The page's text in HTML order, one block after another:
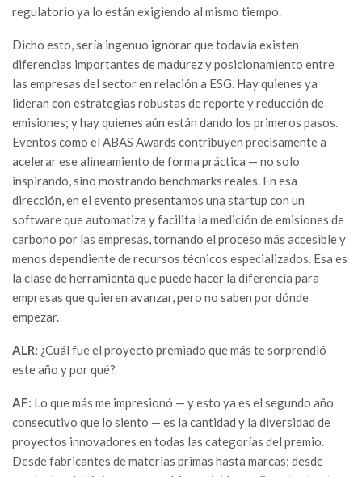
regulatorio ya lo están exigiendo al mismo tiempo.
Dicho esto, sería ingenuo ignorar que todavía existen
diferencias importantes de madurez y posicionamiento entre
las empresas del sector en relación a ESG. Hay quienes ya
lideran con estrategias robustas de reporte y reducción de
emisiones; y hay quienes aún están dando los primeros pasos.
Eventos como el ABAS Awards contribuyen precisamente a
acelerar ese alineamiento de forma práctica — no solo
inspirando, sino mostrando benchmarks reales. En esa
dirección, en el evento presentamos una startup con un
software que automatiza y facilita la medición de emisiones de
carbono por las empresas, tornando el proceso más accesible y
menos dependiente de recursos técnicos especializados. Esa es
la clase de herramienta que puede hacer la diferencia para
empresas que quieren avanzar, pero no saben por dónde
empezar.
ALR: ¿Cuál fue el proyecto premiado que más te sorprendió
este año y por qué?
AF: Lo que más me impresionó — y esto ya es el segundo año
consecutivo que lo siento — es la cantidad y la diversidad de
proyectos innovadores en todas las categorías del premio.
Desde fabricantes de materias primas hasta marcas; desde